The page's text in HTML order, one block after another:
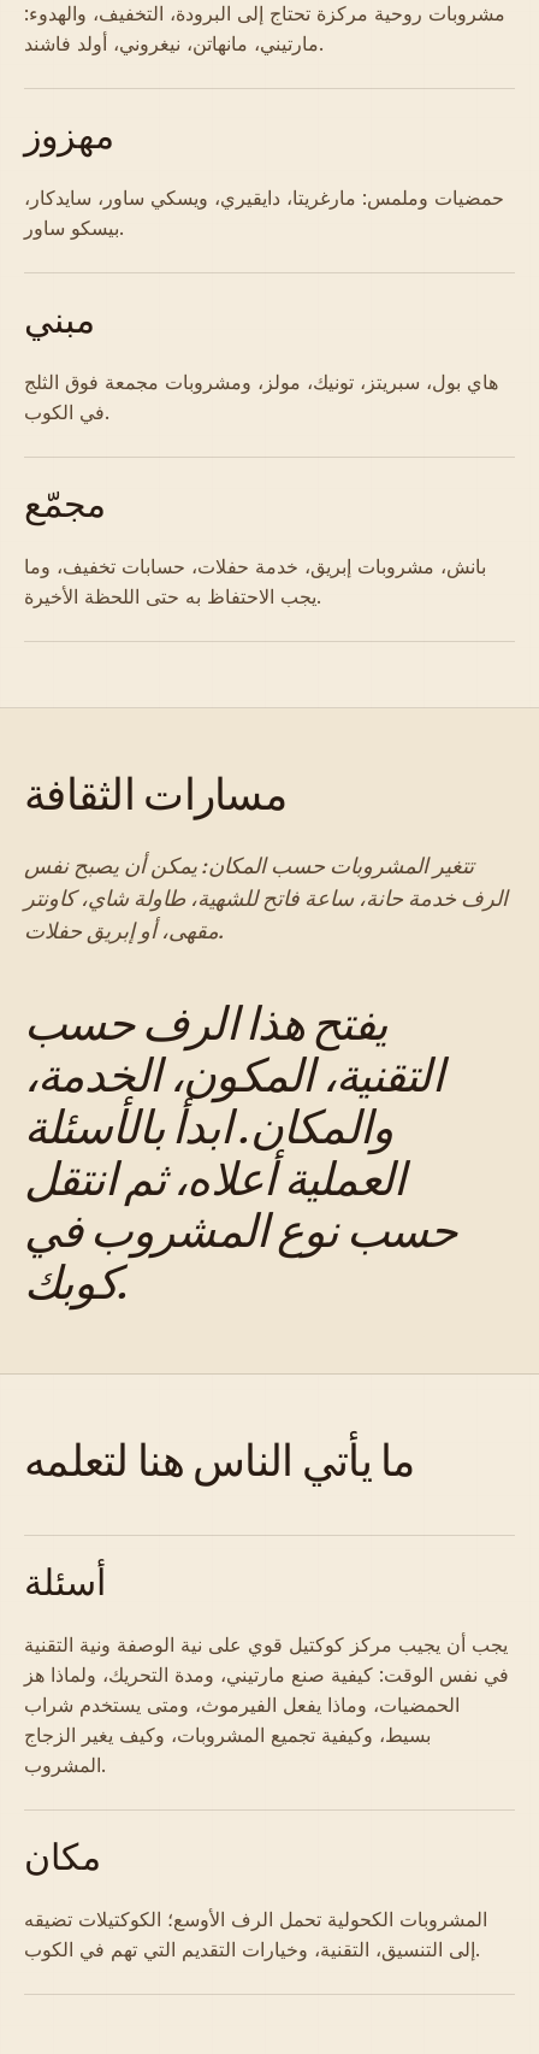
مشروبات روحية مركزة تحتاج إلى البرودة، التخفيف، والهدوء:
مارتيني، مانهاتن، نيغروني، أولد فاشند.
مهزوز
حمضيات وملمس: مارغريتا، دايقيري، ويسكي ساور، سايدكار،
بيسكو ساور.
مبني
هاي بول، سبريتز، تونيك، مولز، ومشروبات مجمعة فوق الثلج
في الكوب.
مجمّع
بانش، مشروبات إبريق، خدمة حفلات، حسابات تخفيف، وما
يجب الاحتفاظ به حتى اللحظة الأخيرة.
مسارات الثقافة
تتغير المشروبات حسب المكان: يمكن أن يصبح نفس
الرف خدمة حانة، ساعة فاتح للشهية، طاولة شاي، كاونتر
مقهى، أو إبريق حفلات.
يفتح هذا الرف حسب
التقنية، المكون، الخدمة،
والمكان. ابدأ بالأسئلة
العملية أعلاه، ثم انتقل
حسب نوع المشروب في
كوبك.
ما يأتي الناس هنا لتعلمه
أسئلة
يجب أن يجيب مركز كوكتيل قوي على نية الوصفة ونية التقنية
في نفس الوقت: كيفية صنع مارتيني، ومدة التحريك، ولماذا هز
الحمضيات، وماذا يفعل الفيرموث، ومتى يستخدم شراب
بسيط، وكيفية تجميع المشروبات، وكيف يغير الزجاج
المشروب.
مكان
المشروبات الكحولية تحمل الرف الأوسع؛ الكوكتيلات تضيقه
إلى التنسيق، التقنية، وخيارات التقديم التي تهم في الكوب.